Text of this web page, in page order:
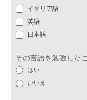
イタリア語
英語
日本語
その言語を勉強した
はい
いいえ